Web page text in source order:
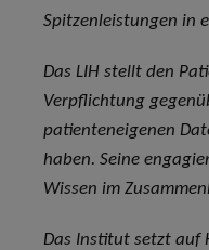
Spitzenleistungen in
Das LIH stellt den
Verpflichtung
patienteneigenen
haben. Seine
Wissen im
Das Institut setzt auf